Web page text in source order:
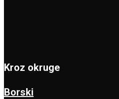
Kroz okruge
Borski